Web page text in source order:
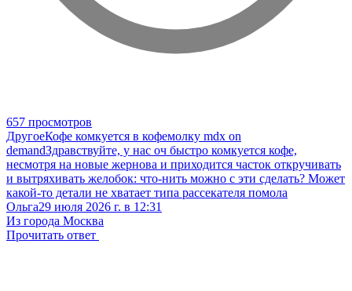
657 просмотров
ДругоеКофе комкуется в кофемолку mdx on
demandЗдравствуйте, у нас оч быстро комкуется кофе,
несмотря на новые жернова и приходится часток откручивать
и вытряхивать желобок: что-нить можно с эти сделать? Может
какой-то детали не хватает типа рассекателя помола
Ольга29 июля 2026 г. в 12:31
Из города Москва
Прочитать ответ